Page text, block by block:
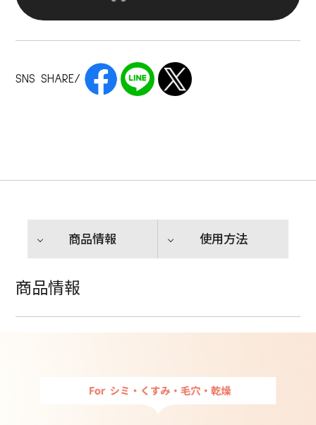
SNS SHARE/
商品情報 使用方法
商品情報